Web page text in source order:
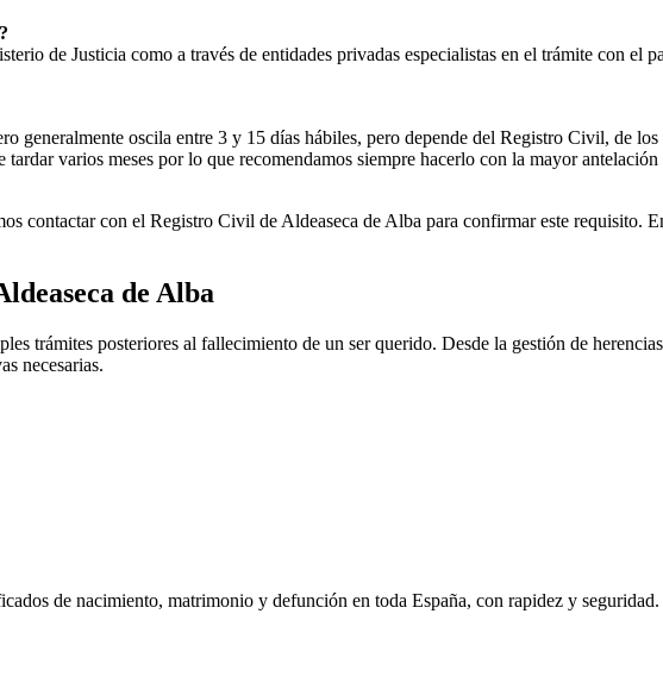
?
de Justicia como a través de entidades privadas especialistas en el trámite con el
generalmente oscila entre 3 y 15 días hábiles, pero depende del Registro Civil, de
varios meses por lo que recomendamos siempre hacerlo con la mayor antelación
contactar con el Registro Civil de Aldeaseca de Alba para confirmar este requisito.
de Alba
trámites posteriores al fallecimiento de un ser querido. Desde la gestión de
necesarias.
de nacimiento, matrimonio y defunción en toda España, con rapidez y seguridad.